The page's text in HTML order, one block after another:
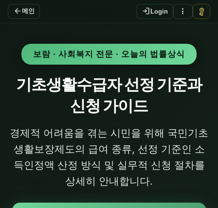
arrow_back 메인 login Login more_vert vpn_key
보람 · 사회복지 전문 · 오늘의 법률상식
기초생활수급자 선정 기준과
신청 가이드
경제적 어려움을 겪는 시민을 위해 국민기초
생활보장제도의 급여 종류, 선정 기준인 소
득인정액 산정 방식 및 실무적 신청 절차를
상세히 안내합니다.